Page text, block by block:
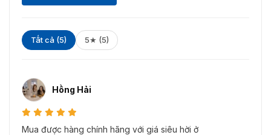
Tất cả (5) 5★ (5)
Hồng Hải
Mua được hàng chính hãng với giá siêu hời ở